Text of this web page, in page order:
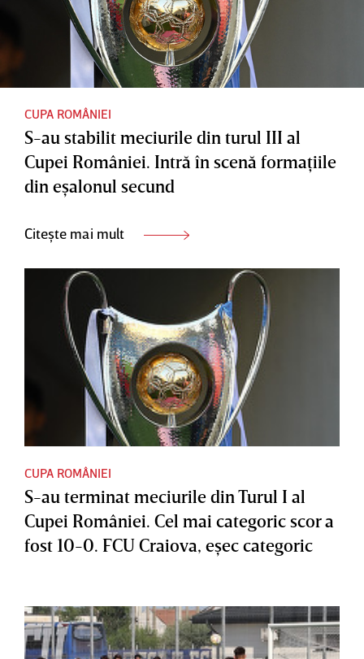
CUPA ROMÂNIEI
S-au stabilit meciurile din turul III al
Cupei României. Intră în scenă formaţiile
din eşalonul secund
Citește mai mult
CUPA ROMÂNIEI
S-au terminat meciurile din Turul I al
Cupei României. Cel mai categoric scor a
fost 10-0. FCU Craiova, eşec categoric